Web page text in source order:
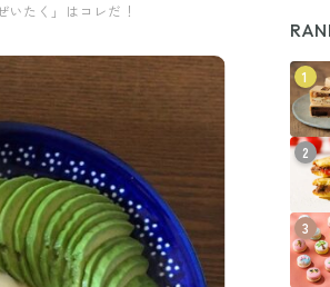
いたく」はコレだ！
1
2
3